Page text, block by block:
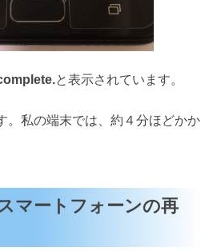
と表示されています。
。私の端末では、約４分ほどかか
マートフォーンの再